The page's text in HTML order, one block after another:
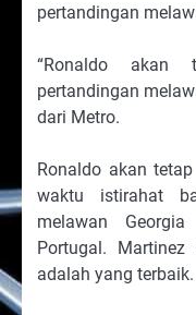
pertandingan
“Ronaldo akan
pertandingan
dari Metro.
Ronaldo akan
waktu istirahat
melawan
Portugal.
adalah yang terbaik.